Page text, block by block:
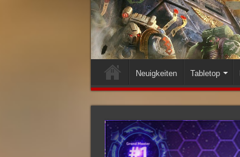
Neuigkeiten Tabletop